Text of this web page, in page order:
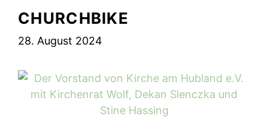
CHURCHBIKE
28. August 2024